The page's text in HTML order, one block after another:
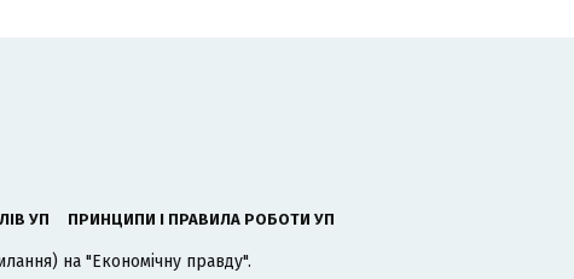
УП ПРИНЦИПИ І ПРАВИЛА РОБОТИ УП
на "Економічну правду".